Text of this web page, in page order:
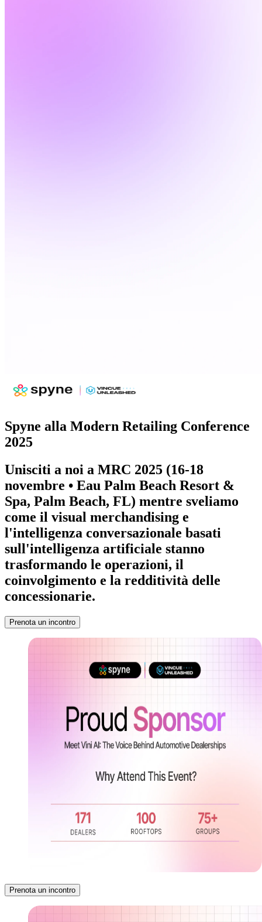
Spyne alla Modern Retailing Conference
2025
Unisciti a noi a MRC 2025 (16-18
novembre • Eau Palm Beach Resort &
Spa, Palm Beach, FL) mentre sveliamo
come il visual merchandising e
l'intelligenza conversazionale basati
sull'intelligenza artificiale stanno
trasformando le operazioni, il
coinvolgimento e la redditività delle
concessionarie.
Prenota un incontro
Prenota un incontro